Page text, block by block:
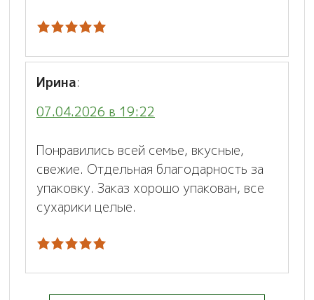
Ирина:
07.04.2026 в 19:22
Понравились всей семье, вкусные,
свежие. Отдельная благодарность за
упаковку. Заказ хорошо упакован, все
сухарики целые.